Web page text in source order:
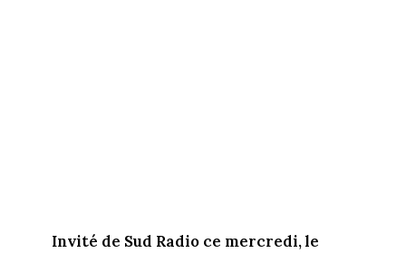
Invité de Sud Radio ce mercredi, le